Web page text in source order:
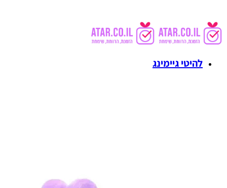
להיטי גיימינג